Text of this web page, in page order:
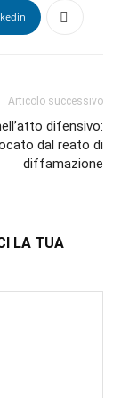
Articolo successivo
difensivo:
dal reato di
diffamazione
LA TUA